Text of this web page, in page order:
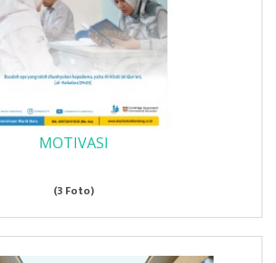
MOTIVASI
(3 Foto)